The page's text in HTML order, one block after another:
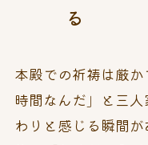
る
本殿での祈祷は厳
時間なんだ」と三
わりと感じる瞬間